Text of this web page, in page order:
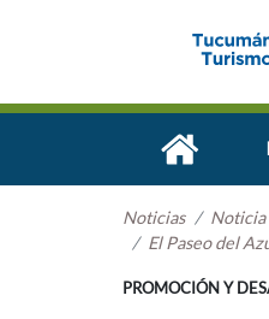
Noticias Noticia
El Paseo del
PROMOCIÓN Y